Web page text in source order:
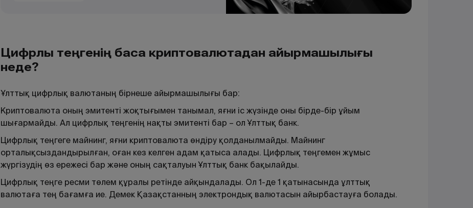
Цифрлық теңгенің басқа криптовалютадан айырмашылығы
неде?
Ұлттық цифрлық валютаның бірнеше айырмашылығы бар:
Криптовалюта оның эмитенті жоқтығымен танымал, яғни іс жүзінде оны бірде-бір ұйым
шығармайды. Ал цифрлық теңгенің нақты эмитенті бар – ол Ұлттық банк.
Цифрлық теңгеге майнинг, яғни криптовалюта өндіру қолданылмайды. Майнинг
орталықсыздандырылған, оған кез келген адам қатыса алады. Цифрлық теңгемен жұмыс
жүргізудің өз ережесі бар және оның сақталуын Ұлттық банк бақылайды.
Цифрлық теңге ресми төлем құралы ретінде айқындалады. Ол 1-де 1 қатынасында ұлттық
валютаға тең бағамға ие. Демек Қазақстанның электрондық валютасын айырбастауға болады.